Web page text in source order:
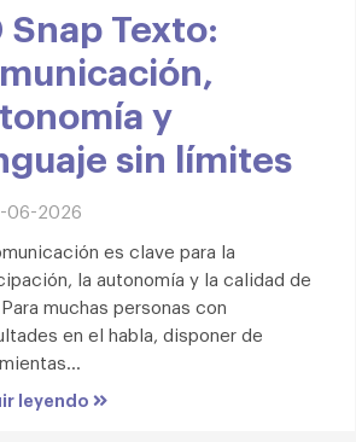
Snap Texto:
y
sin límites
06-2026
es clave para la
la autonomía y la calidad de
muchas personas con
en el habla, disponer de
leyendo